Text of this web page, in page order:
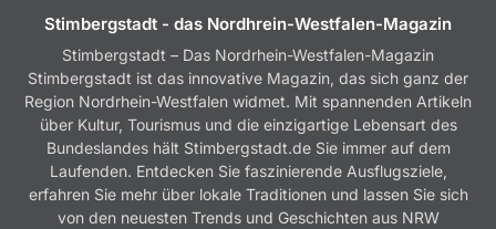
Stimbergstadt - das Nordhrein-Westfalen-Magazin
Stimbergstadt – Das Nordrhein-Westfalen-Magazin
Stimbergstadt ist das innovative Magazin, das sich ganz der
Region Nordrhein-Westfalen widmet. Mit spannenden Artikeln
über Kultur, Tourismus und die einzigartige Lebensart des
Bundeslandes hält Stimbergstadt.de Sie immer auf dem
Laufenden. Entdecken Sie faszinierende Ausflugsziele,
erfahren Sie mehr über lokale Traditionen und lassen Sie sich
von den neuesten Trends und Geschichten aus NRW